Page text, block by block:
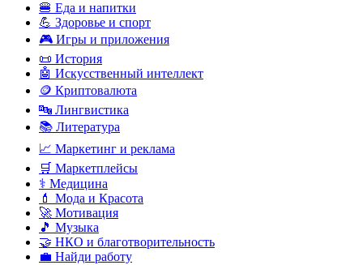
🍔 Еда и напитки
💪 Здоровье и спорт
🎮 Игры и приложения
📜 История
🤖 Искусственный интеллект
🪙 Криптовалюта
🔤 Лингвистика
📚 Литература
📈 Маркетинг и реклама
🛒 Маркетплейсы
⚕️ Медицина
💄 Мода и Красота
🚀 Мотивация
🎵 Музыка
🤝 НКО и благотворительность
💼 Найди работу